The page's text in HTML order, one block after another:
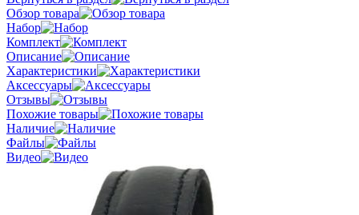
Обзор товара
Набор
Комплект
Описание
Характеристики
Аксессуары
Отзывы
Похожие товары
Наличие
Файлы
Видео